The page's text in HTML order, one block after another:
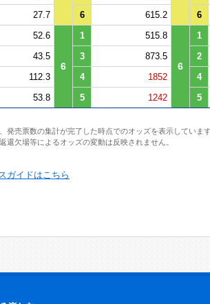
27.7 6 615.2 6
52.6
6
1 515.8
6
1
43.5 3 873.5
2
112.3 4 1852
4
53.8 5 1242 5
発売票数の集計が完了した時点でのオッズを表示していま
還欠場等によるオッズの変動は反映されません。
ガイドはこちら